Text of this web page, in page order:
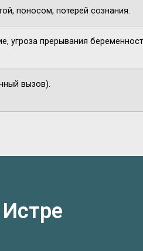
поносом, потерей сознания.
угроза прерывания
вызов).